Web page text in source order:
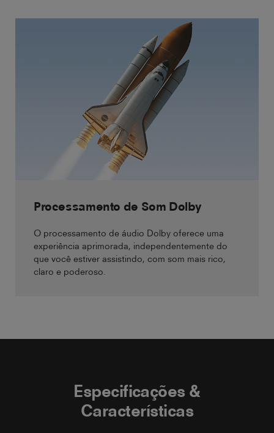
Processamento de Som Dolby
O processamento de áudio Dolby oferece uma
experiência aprimorada, independentemente do
que você estiver assistindo, com som mais rico,
claro e poderoso.
Especificações &
Características